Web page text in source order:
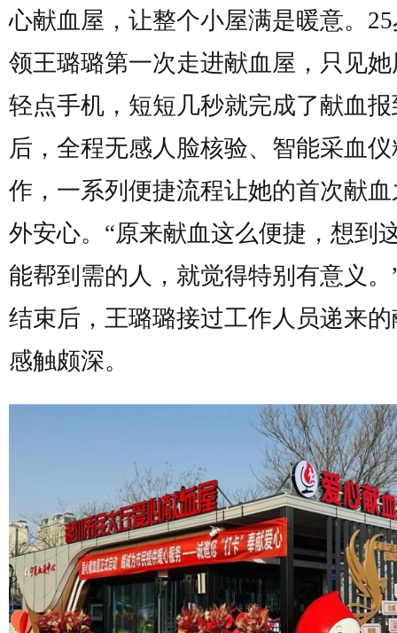
心献血屋，让整个小屋满是暖意。
领王璐璐第一次走进献血屋，只见
轻点手机，短短几秒就完成了献血
后，全程无感人脸核验、智能采血
作，一系列便捷流程让她的首次献
外安心。“原来献血这么便捷，想到
能帮到需的人，就觉得特别有意义。
结束后，王璐璐接过工作人员递来
感触颇深。